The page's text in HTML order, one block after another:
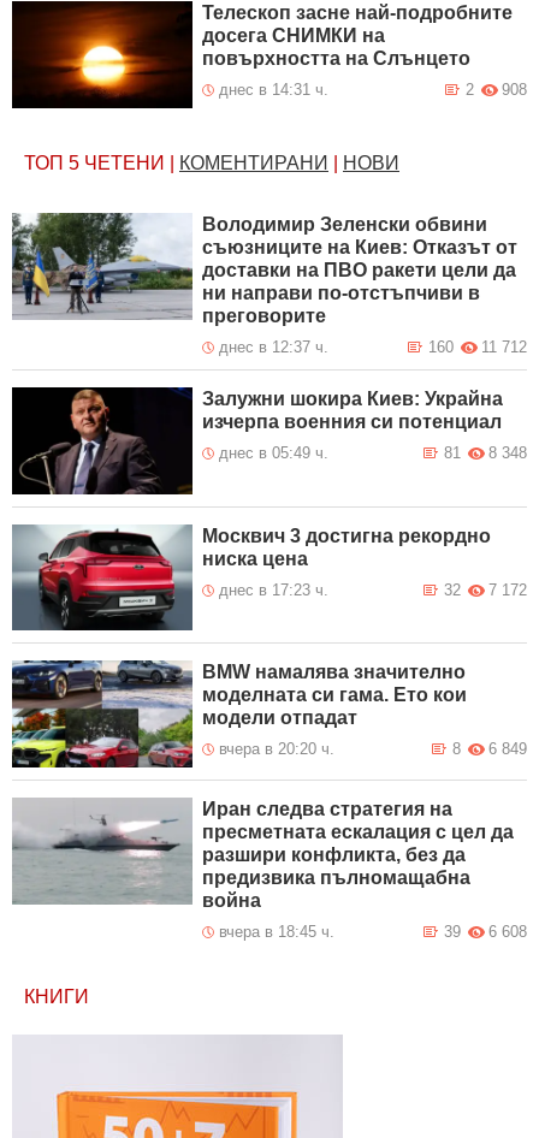
Телескоп засне най-подробните
досега СНИМКИ на
повърхността на Слънцето
днес в 14:31 ч. 908
2
ТОП 5 ЧЕТЕНИ КОМЕНТИРАНИ НОВИ
Володимир Зеленски обвини
съюзниците на Киев: Отказът от
доставки на ПВО ракети цели да
ни направи по-отстъпчиви в
преговорите
днес в 12:37 ч. 11 712
160
Залужни шокира Киев: Украйна
изчерпа военния си потенциал
днес в 05:49 ч. 8 348
81
Москвич 3 достигна рекордно
ниска цена
днес в 17:23 ч. 7 172
32
BMW намалява значително
моделната си гама. Ето кои
модели отпадат
вчера в 20:20 ч. 6 849
8
Иран следва стратегия на
пресметната ескалация с цел да
разшири конфликта, без да
предизвика пълномащабна
война
вчера в 18:45 ч. 6 608
39
КНИГИ